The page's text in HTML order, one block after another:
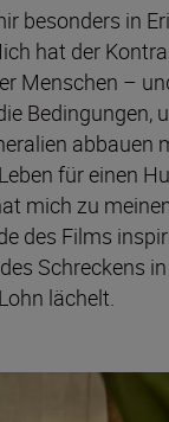
besonders in
hat der
Menschen –
Bedingungen,
abbauen
für einen
mich zu
des Films
Schreckens
lächelt.